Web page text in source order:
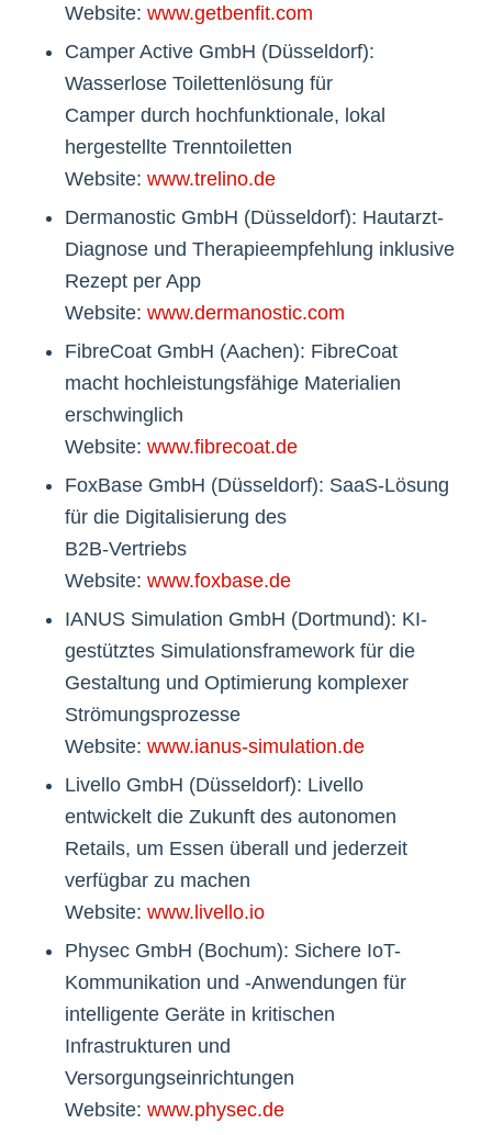
Website: www.getbenfit.com
Camper Active GmbH (Düsseldorf):
Wasserlose Toilettenlösung für
Camper durch hochfunktionale, lokal
hergestellte Trenntoiletten
Website: www.trelino.de
Dermanostic GmbH (Düsseldorf): Hautarzt-
Diagnose und Therapieempfehlung inklusive
Rezept per App
Website: www.dermanostic.com
FibreCoat GmbH (Aachen): FibreCoat
macht hochleistungsfähige Materialien
erschwinglich
Website: www.fibrecoat.de
FoxBase GmbH (Düsseldorf): SaaS-Lösung
für die Digitalisierung des
B2B-Vertriebs
Website: www.foxbase.de
IANUS Simulation GmbH (Dortmund): KI-
gestütztes Simulationsframework für die
Gestaltung und Optimierung komplexer
Strömungsprozesse
Website: www.ianus-simulation.de
Livello GmbH (Düsseldorf): Livello
entwickelt die Zukunft des autonomen
Retails, um Essen überall und jederzeit
verfügbar zu machen
Website: www.livello.io
Physec GmbH (Bochum): Sichere IoT-
Kommunikation und -Anwendungen für
intelligente Geräte in kritischen
Infrastrukturen und
Versorgungseinrichtungen
Website: www.physec.de